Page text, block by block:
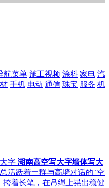
航菜单 施工视频 涂料 家电 汽
手机 电动 通信 珠宝 服务 机
湖南高空写大字墙体写大
活跃着一群与高墙对话的“空
挎着长笔，在吊绳上晃出稳健